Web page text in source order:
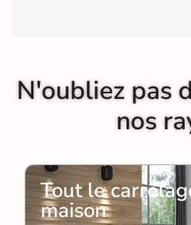
N'oubliez pas
nos
Tout le
maison